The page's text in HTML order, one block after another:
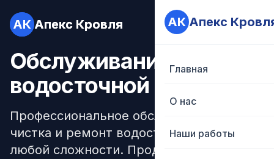
АК Апекс Кровля АК Апекс
Главная
О нас
Наши работы
АК Апекс Кровля АК Апекс
Главная
О нас
Наши работы
Обслуживание
водосточной системы
Профессиональное обслуживание,
чистка и ремонт водосточных систем
любой сложности. Продлите срок